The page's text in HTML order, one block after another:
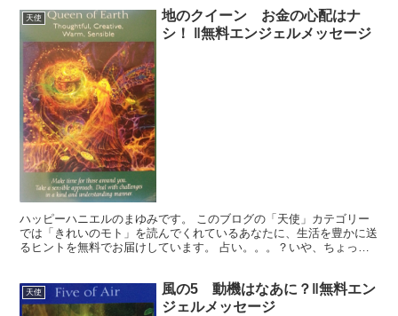
天使
地のクイーン お金の心配はナ
シ！ ‖無料エンジェルメッセージ
ハッピーハニエルのまゆみです。 このブログの「天使」カテゴリー
では「きれいのモト」を読んでくれているあなたに、生活を豊かに送
るヒントを無料でお届けしています。 占い。。。？いや、ちょっと
天使
風の5 動機はなあに？‖無料エン
ジェルメッセージ